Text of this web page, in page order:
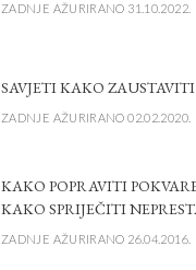
ZADNJE AŽURIRANO 31.10.2022.
SAVJETI KAKO
ZADNJE AŽURIRANO 02.02.2020.
KAKO POPRAVITI
KAKO SPRIJEČITI
ZADNJE AŽURIRANO 26.04.2016.